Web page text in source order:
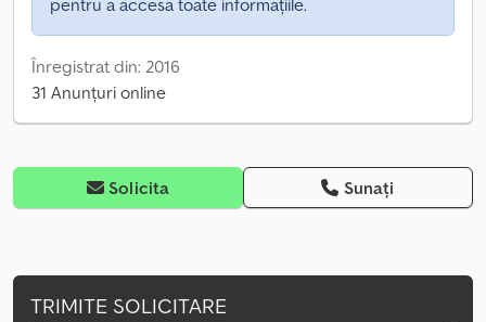
pentru a accesa toate informațiile.
Înregistrat din: 2016
31 Anunțuri online
Solicita Sunați
TRIMITE SOLICITARE